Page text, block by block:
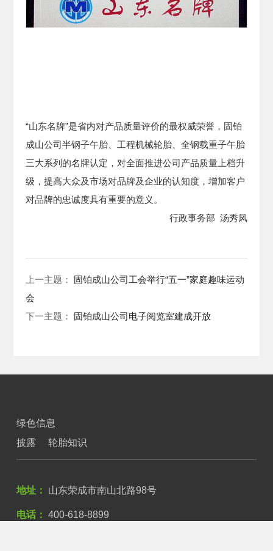
“山东名牌”是省内对产品质量评价的最权威荣誉，固铂
成山公司半钢子午胎、工程机械轮胎、全钢载重子午胎
三大系列的名牌认定，对全面推进公司产品质量上档升
级，提高大众及市场对品牌及企业的认知度，增加客户
对品牌的忠诚度具有重要的意义。
行政事务部 汤秀凤
上一主题： 固铂成山公司工会举行“五一”家庭趣味运动
会
下一主题： 固铂成山公司电子阅览室建成开放
绿色信息
披露
轮胎知识
地址： 山东荣成市南山北路98号
电话： 400-618-8899